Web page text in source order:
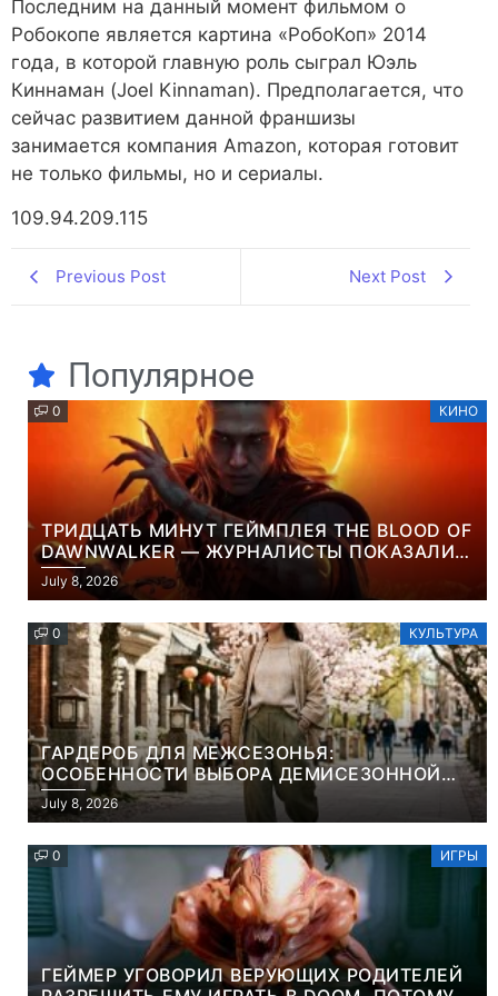
Последним на данный момент фильмом о
Робокопе является картина «РобоКоп» 2014
года, в которой главную роль сыграл Юэль
Киннаман (Joel Kinnaman). Предполагается, что
сейчас развитием данной франшизы
занимается компания Amazon, которая готовит
не только фильмы, но и сериалы.
109.94.209.115
Previous Post Next Post
Популярное
0 КИНО
ТРИДЦАТЬ МИНУТ ГЕЙМПЛЕЯ THE BLOOD OF
DAWNWALKER — ЖУРНАЛИСТЫ ПОКАЗАЛИ
НАЧАЛО НОВОЙ ИГРЫ ОТ ВЕТЕРАНОВ CD
PROJEKT RED
July 8, 2026
0 КУЛЬТУРА
ГАРДЕРОБ ДЛЯ МЕЖСЕЗОНЬЯ:
ОСОБЕННОСТИ ВЫБОРА ДЕМИСЕЗОННОЙ
ПАРКИ И ЭЛЕГАНТНОГО ЖЕНСКОГО ПЛАЩА
July 8, 2026
0 ИГРЫ
ГЕЙМЕР УГОВОРИЛ ВЕРУЮЩИХ РОДИТЕЛЕЙ